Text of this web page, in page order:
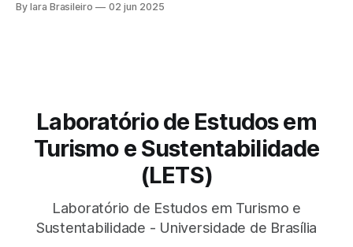
que queiramos dar a esse termo. Afinal, o que é “ser
By Iara Brasileiro 02 jun 2025
Laboratório de Estudos em
Turismo e Sustentabilidade
(LETS)
Laboratório de Estudos em Turismo e
Sustentabilidade - Universidade de Brasília